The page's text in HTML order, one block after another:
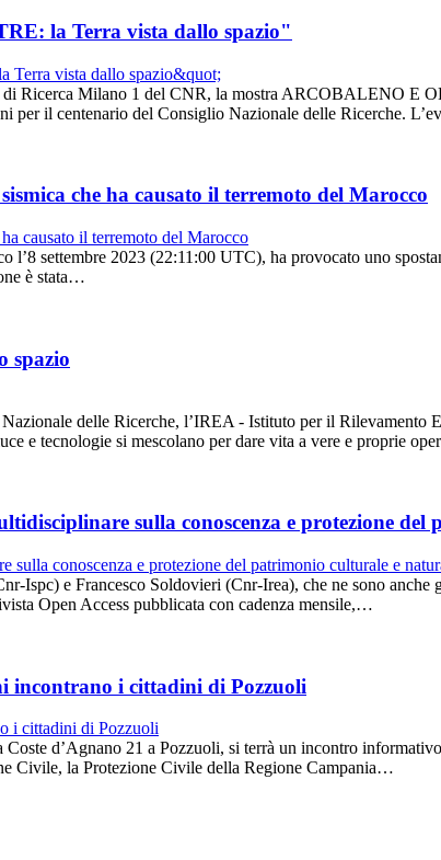
la Terra vista dallo spazio"
di Ricerca Milano 1 del CNR, la mostra ARCOBALENO E
per il centenario del Consiglio Nazionale delle Ricerche.
che ha causato il terremoto del Marocco
settembre 2023 (22:11:00 UTC), ha provocato uno
è stata…
spazio
delle Ricerche, l’IREA - Istituto per il Rilevamento
e tecnologie si mescolano per dare vita a vere e proprie
sulla conoscenza e protezione
Ispc) e Francesco Soldovieri (Cnr-Irea), che ne sono
Open Access pubblicata con cadenza mensile,…
incontrano i cittadini di Pozzuoli
d’Agnano 21 a Pozzuoli, si terrà un incontro
Civile, la Protezione Civile della Regione Campania…